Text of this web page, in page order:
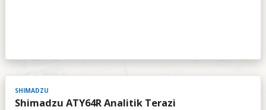
SHIMADZU
Shimadzu ATY64R Analitik Terazi